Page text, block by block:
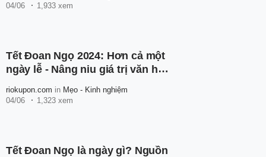
04/06
1,933 xem
Tết Đoan Ngọ 2024: Hơn cả một
ngày lễ - Nâng niu giá trị văn hóa
riokupon.com in Mẹo - Kinh nghiệm
04/06
1,323 xem
Tết Đoan Ngọ là ngày gì? Nguồn